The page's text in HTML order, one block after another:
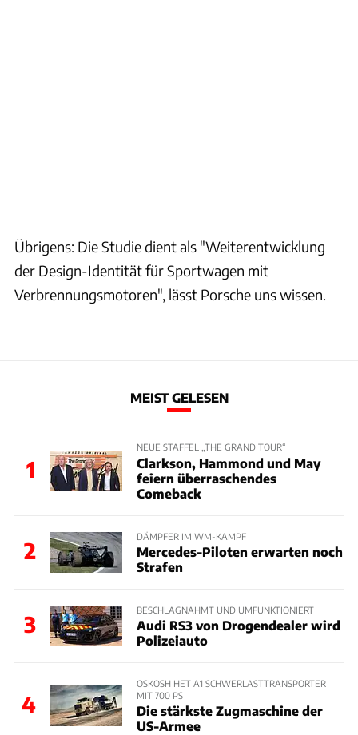
Übrigens: Die Studie dient als "Weiterentwicklung
der Design-Identität für Sportwagen mit
Verbrennungsmotoren", lässt Porsche uns wissen.
MEIST GELESEN
1
NEUE STAFFEL „THE GRAND TOUR“
Clarkson, Hammond und May
feiern überraschendes
Comeback
2
DÄMPFER IM WM-KAMPF
Mercedes-Piloten erwarten noch
Strafen
3
BESCHLAGNAHMT UND UMFUNKTIONIERT
Audi RS3 von Drogendealer wird
Polizeiauto
4
OSKOSH HET A1 SCHWERLASTTRANSPORTER
MIT 700 PS
Die stärkste Zugmaschine der
US-Armee